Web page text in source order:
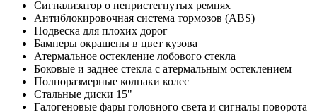
Сигнализатор о непристегнутых ремнях
Антиблокировочная система тормозов (ABS)
Подвеска для плохих дорог
Бамперы окрашены в цвет кузова
Атермальное остекление лобового стекла
Боковые и заднее стекла с атермальным остеклением
Полноразмерные колпаки колес
Стальные диски 15"
Галогеновые фары головного света и сигналы поворота